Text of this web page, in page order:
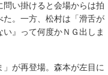
い掛けると会場からは拍
。一方、松村は「滑舌が
』って何度かＮＧ出しま
が再登場。森本が左目に